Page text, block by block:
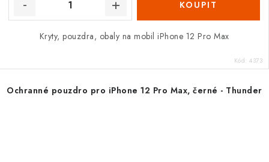
Kryty, pouzdra, obaly na mobil iPhone 12 Pro Max
Kód: 4373
Ochranné pouzdro pro iPhone 12 Pro Max, černé - Thunder